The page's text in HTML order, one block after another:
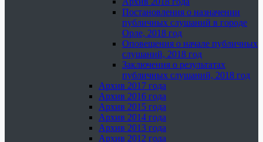
Постановления о назначении
публичных слушаний в городе
Орле, 2018 год
Оповещения о начале публичных
слушаний, 2018 год
Заключения о результатах
публичных слушаний, 2018 год
Архив 2017 года
Архив 2016 года
Архив 2015 года
Архив 2014 года
Архив 2013 года
Архив 2012 года